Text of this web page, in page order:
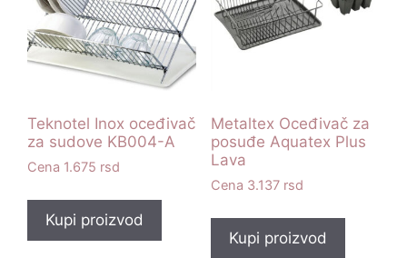
Teknotel Inox oceđivač
za sudove KB004-A
1.675 rsd
Kupi proizvod
Metaltex Oceđivač za
posuđe Aquatex Plus
Lava
3.137 rsd
Kupi proizvod